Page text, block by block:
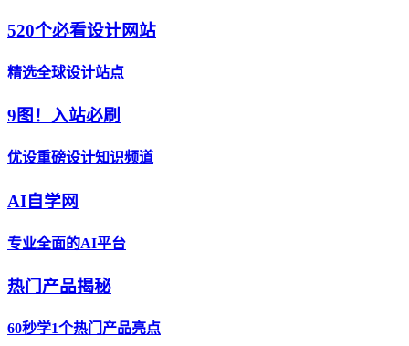
520个必看设计网站
精选全球设计站点
9图！入站必刷
优设重磅设计知识频道
AI自学网
专业全面的AI平台
热门产品揭秘
60秒学1个热门产品亮点